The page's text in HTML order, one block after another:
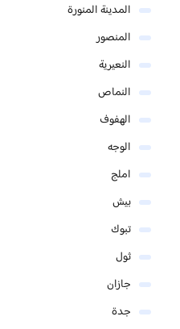
المدينة المنورة
المنصور
النعيرية
النماص
الهفوف
الوجه
املج
بيش
تبوك
ثول
جازان
جدة